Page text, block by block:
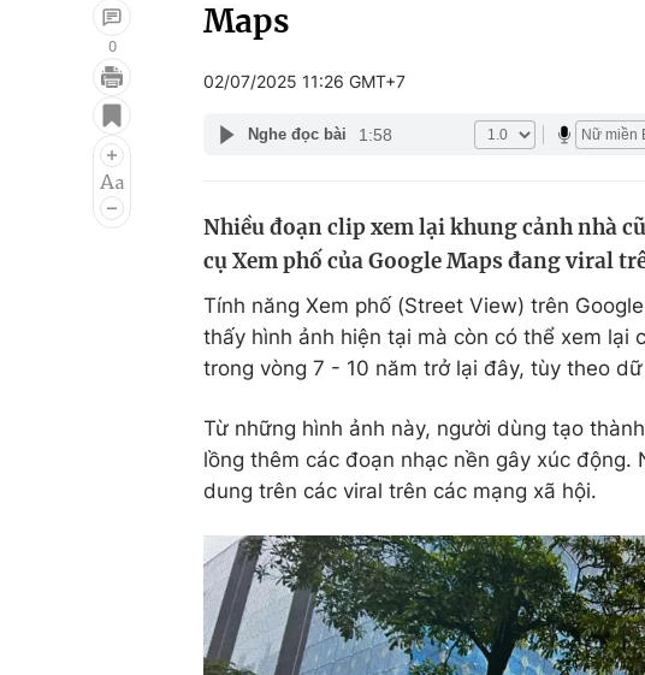
Điện ảnh
Âm nhạc
Du lịch
Chất lượng cuộc sống
0
Maps
02/07/2025 11:26 GMT+7
Nghe đọc bài 1:58
Nhiều đoạn clip xem lại khung cảnh nhà
cụ Xem phố của Google Maps đang viral
Tính năng Xem phố (Street View) trên
thấy hình ảnh hiện tại mà còn có thể xem lại
trong vòng 7 - 10 năm trở lại đây, tùy theo
Từ những hình ảnh này, người dùng tạo
lồng thêm các đoạn nhạc nền gây xúc
dung trên các viral trên các mạng xã hội.